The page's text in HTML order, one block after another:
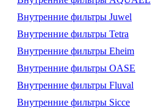
Внутренние фильтры Juwel
Внутренние фильтры Tetra
Внутренние фильтры Eheim
Внутренние фильтры OASE
Внутренние фильтры Fluval
Внутренние фильтры Sicce